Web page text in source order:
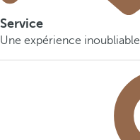
Service
Une expérience inoubliable